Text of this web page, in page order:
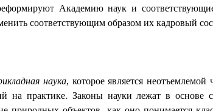
Академию наук и
соответствующим образом их кадровый
наука, которое является
на практике. Законы науки лежат в